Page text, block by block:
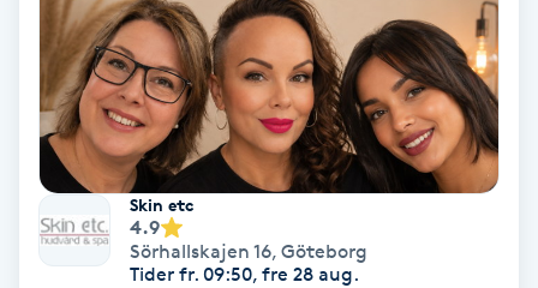
Hyperhidros
Hypnos
Hårborttagning
Hårbottenbehandling
Skin etc
4.9
Sörhallskajen 16, Göteborg
Tider fr. 09:50, fre 28 aug.